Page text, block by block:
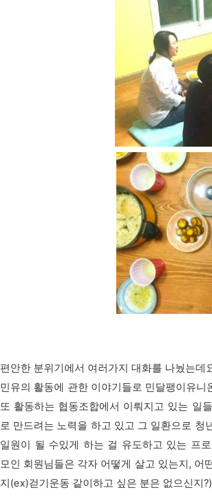
편안한 분위기에서 여러가지 대화를 나눴는데
민유의 활동에 관한 이야기들로 민달팽이유
또 활동하는 협동조합에서 이뤄지고 있는 일
로 만드려는 노력을 하고 있고 그 일환으로 청
일원이 될 수있게 하는 걸 유도하고 있는 프
모인 회원님들은 각자 어떻게 살고 있는지, 어
지(ex)걷기운동 같이하고 싶은 분은 없으신지